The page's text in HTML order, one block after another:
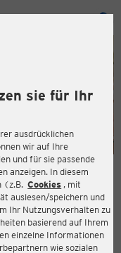
sie für Ihr
ausdrücklichen
wir auf Ihre
und für sie passende
anzeigen. In diesem
(z.B. Cookies , mit
auslesen/speichern und
Ihr Nutzungsverhalten zu
basierend auf Ihrem
einzelne Informationen
wie sozialen
368